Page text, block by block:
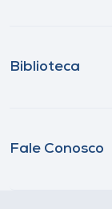
Biblioteca
Fale Conosco